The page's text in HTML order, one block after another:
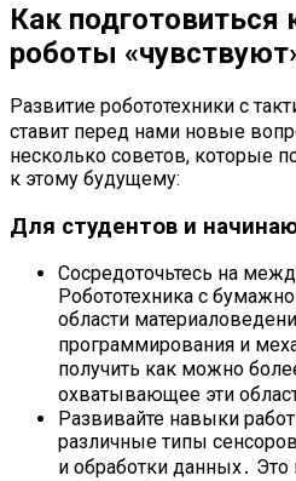
Как подготовиться
роботы
Развитие робототехники с
ставит перед нами новые
несколько советов, которые
к этому будущему:
Для студентов и
Сосредоточьтесь на
Робототехника с
области
программирования и
получить как можно
охватывающее эти
Развивайте навыки
различные типы
и обработки данных․